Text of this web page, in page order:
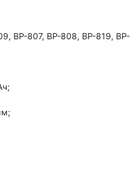
BP-807, BP-808, BP-819, BP-